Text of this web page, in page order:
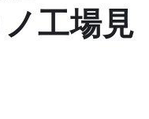
工場見